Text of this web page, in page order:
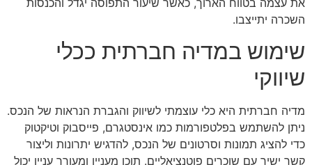
את עצמה בטווח הארוך, כאשר שיעור התפוסה יגדל והכנסות
השכרה יתייצבו.
שימוש במדיה חברתית ככלי
שיווקי
מדיה חברתית היא כלי עוצמתי לשיווק והגברת הנראות של הנכס.
ניתן להשתמש בפלטפורמות כמו אינסטגרם, פייסבוק וטיקטוק
כדי להציג תמונות וסרטונים של הנכס, להדגיש יתרונות וליצור
קשר ישיר עם שוכרים פוטנציאליים. תוכן מעניין ומעורר עניין יכול